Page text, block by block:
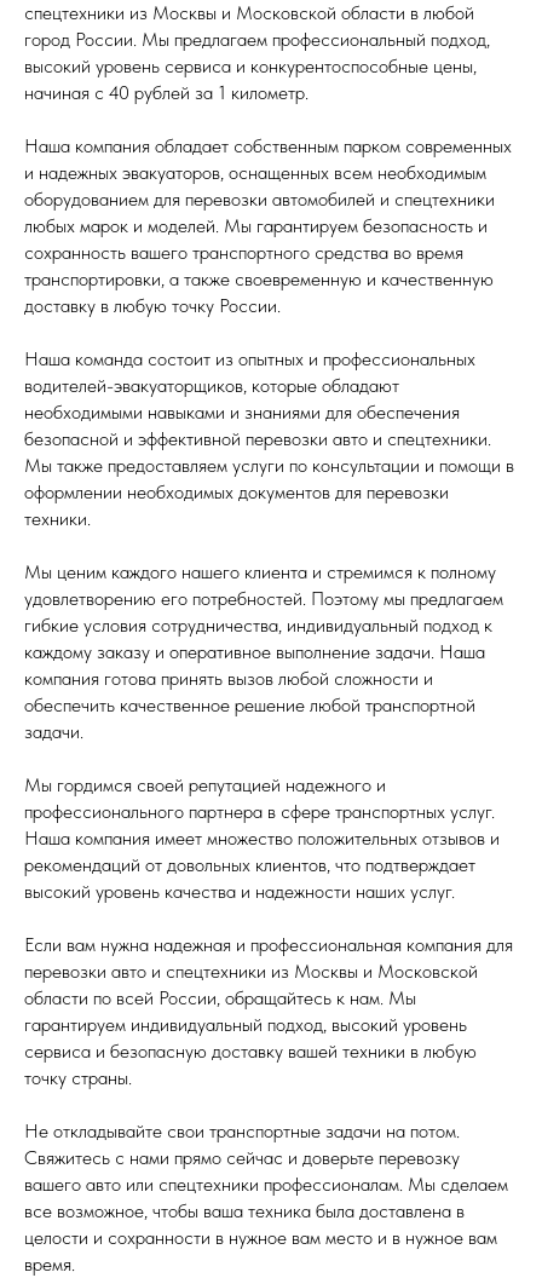
спецтехники из Москвы и Московской области в любой
город России. Мы предлагаем профессиональный подход,
высокий уровень сервиса и конкурентоспособные цены,
начиная с 40 рублей за 1 километр.
Наша компания обладает собственным парком современных
и надежных эвакуаторов, оснащенных всем необходимым
оборудованием для перевозки автомобилей и спецтехники
любых марок и моделей. Мы гарантируем безопасность и
сохранность вашего транспортного средства во время
транспортировки, а также своевременную и качественную
доставку в любую точку России.
Наша команда состоит из опытных и профессиональных
водителей-эвакуаторщиков, которые обладают
необходимыми навыками и знаниями для обеспечения
безопасной и эффективной перевозки авто и спецтехники.
Мы также предоставляем услуги по консультации и помощи в
оформлении необходимых документов для перевозки
техники.
Мы ценим каждого нашего клиента и стремимся к полному
удовлетворению его потребностей. Поэтому мы предлагаем
гибкие условия сотрудничества, индивидуальный подход к
каждому заказу и оперативное выполнение задачи. Наша
компания готова принять вызов любой сложности и
обеспечить качественное решение любой транспортной
задачи.
Мы гордимся своей репутацией надежного и
профессионального партнера в сфере транспортных услуг.
Наша компания имеет множество положительных отзывов и
рекомендаций от довольных клиентов, что подтверждает
высокий уровень качества и надежности наших услуг.
Если вам нужна надежная и профессиональная компания для
перевозки авто и спецтехники из Москвы и Московской
области по всей России, обращайтесь к нам. Мы
гарантируем индивидуальный подход, высокий уровень
сервиса и безопасную доставку вашей техники в любую
точку страны.
Не откладывайте свои транспортные задачи на потом.
Свяжитесь с нами прямо сейчас и доверьте перевозку
вашего авто или спецтехники профессионалам. Мы сделаем
все возможное, чтобы ваша техника была доставлена в
целости и сохранности в нужное вам место и в нужное вам
время.